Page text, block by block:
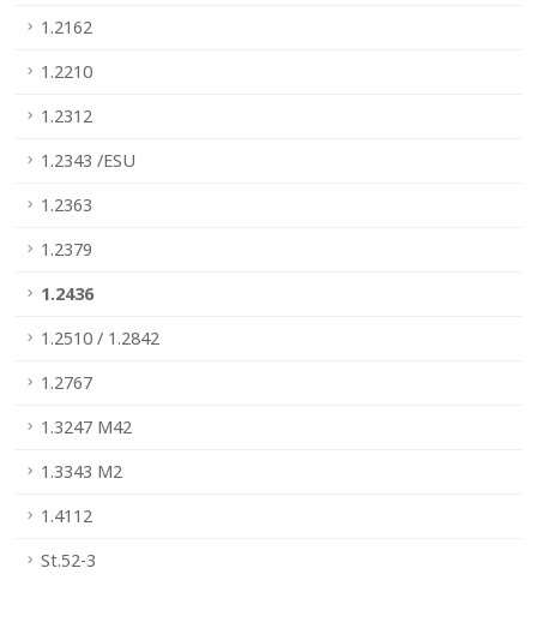
1.2162
1.2210
1.2312
1.2343 /ESU
1.2363
1.2379
1.2436
1.2510 / 1.2842
1.2767
1.3247 M42
1.3343 M2
1.4112
St.52-3